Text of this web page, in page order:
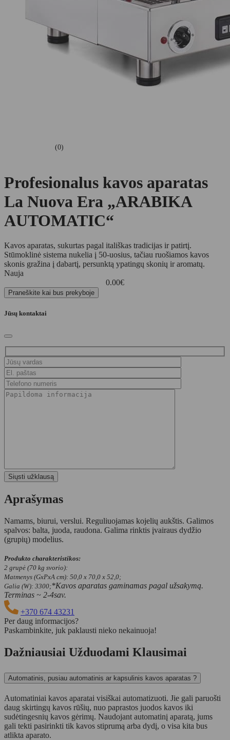
(0)
Profesionalus kavos aparatas
La Nuova Era „ARABIKA
AUTOMATIC“
Kavos aparatas, sukurtas pagal itališkas tradicijas ir patirtį.
Stūmoklinė sistema nukelia į 50-uosius, tačiau ruošiamos kavos
skonis gražina į dabartį, persunktą ypatingų skonių ir aromatų.
Nauja
0.00€
Praneškite kai bus prekyboje
Jūsų kontaktai
Aprašymas
Namams, biurui, verslui. Reguliuojamas kojelių aukštis. Galimos
spalvos: balta, juoda, raudona. Galima rinktis įvairaus dydžio
(grupių) modelius.
Produkto charakteristikos:
2 grupė (70 kg svorio):
Matmenys (GxPxA cm): 50,0 x 70,0 x 52,0;
Galia (W): 3300;*Kavos aparatas gaminamas pagal užsakymą.
Terminas ~ 2-4sav.
+370 674 43231
Per daug informacijos?
Paskambinkite, juk paklausti nieko nekainuoja!
Dažniausiai Užduodami Klausimai
Automatinis, pusiau automatinis ar kapsulinis kavos aparatas ?
Automatiniai kavos aparatai visiškai automatizuoti. Jie gali paruošti
daug skirtingų kavos rūšių, nuo paprastos juodos kavos iki
sudėtingesnių kavos gėrimų. Naudojant automatinį aparatą, jums
gali tekti pasirinkti tik kavos stiprumą arba dydį, o visa kita bus
atlikta aparato.